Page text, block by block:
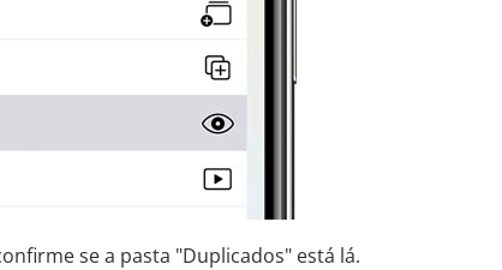
se a pasta "Duplicados" está lá.